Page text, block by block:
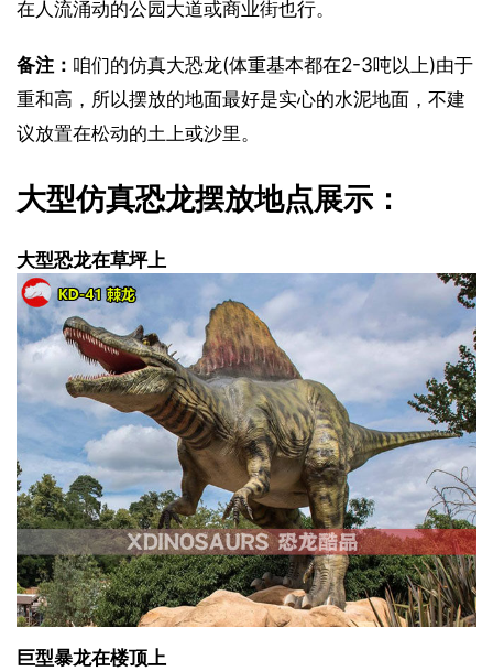
在人流涌动的公园大道或商业街也行。
备注： 咱们的仿真大恐龙(体重基本都在2-3吨以上)由于
重和高，所以摆放的地面最好是实心的水泥地面，不建
议放置在松动的土上或沙里。
大型仿真恐龙摆放地点展示：
大型恐龙在草坪上
巨型暴龙在楼顶上